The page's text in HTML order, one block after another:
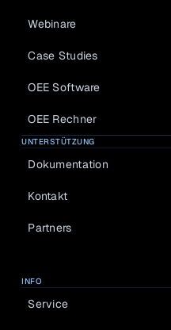
Webinare
OEE Software
Case Studies
OEE Rechner
UNTERSTÜTZUNG
Dokumentation
Kontakt
Partners
INFO
Service